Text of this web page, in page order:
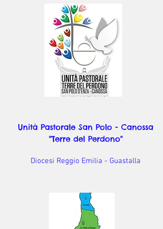
Unità Pastorale San Polo - Canossa
"Terre del Perdono"
Diocesi Reggio Emilia - Guastalla